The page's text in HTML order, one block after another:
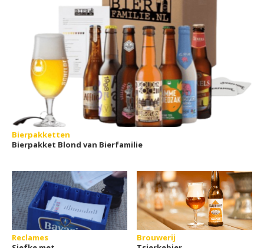
Bierpakketten
Bierpakket Blond van Bierfamilie
Reclames
Brouwerij